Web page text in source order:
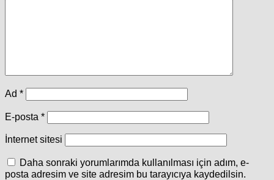
Ad *
E-posta *
İnternet sitesi
Daha sonraki yorumlarımda kullanılması için adım, e-
posta adresim ve site adresim bu tarayıcıya kaydedilsin.